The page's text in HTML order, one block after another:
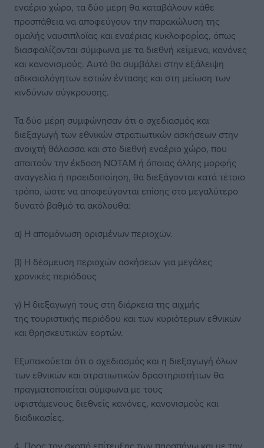
εναέριο χώρο, τα δύο μέρη θα καταβάλουν κάθε
προσπάθεια να αποφεύγουν την παρακώλυση της
ομαλής ναυσιπλοϊας και εναέριας κυκλοφορίας, όπως
διασφαλίζονται σύμφωνα με τα διεθνή κείμενα, κανόνες
και κανονισμούς. Αυτό θα συμβάλει στην εξάλειψη
αδικαιολόγητων εστιών έντασης και στη μείωση των
κινδύνων σύγκρουσης.
Τα δύο μέρη συμφώνησαν ότι ο σχεδιασμός και
διεξαγωγή των εθνικών στρατιωτικών ασκήσεων στην
ανοιχτή θάλασσα και στο διεθνή εναέριο χώρο, που
απαιτούν την έκδοση ΝΟΤΑΜ ή όποιας άλλης μορφής
αναγγελία ή προειδοποίηση, θα διεξάγονται κατά τέτοιο
τρόπο, ώστε να αποφεύγονται επίσης στο μεγαλύτερο
δυνατό βαθμό τα ακόλουθα:
α) Η απομόνωση ορισμένων περιοχών.
β) Η δέσμευση περιοχών ασκήσεων για μεγάλες
χρονικές περιόδους
γ) Η διεξαγωγή τους στη διάρκεια της αιχμής
της τουριστικής περιόδου και των κυριότερων εθνικών
και θρησκευτικών εορτών.
Εξυπακούεται ότι ο σχεδιασμός και η διεξαγωγή όλων
των εθνικών και στρατιωτικών δραστηριοτήτων θα
πραγματοποιείται σύμφωνα με τους
υφιστάμενους διεθνείς κανόνες, κανονισμούς και
διαδικασίες.